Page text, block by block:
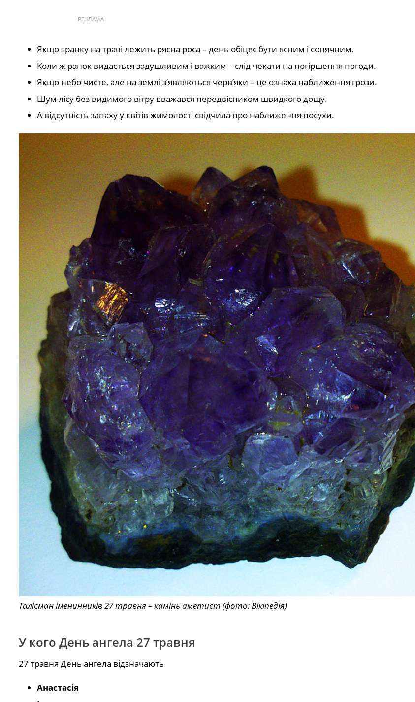
РЕКЛАМА
Якщо зранку на траві лежить рясна роса – день обіцяє бути ясним і сонячним.
Коли ж ранок видається задушливим і важким – слід чекати на погіршення погоди.
Якщо небо чисте, але на землі з’являються черв’яки – це ознака наближення грози.
Шум лісу без видимого вітру вважався передвісником швидкого дощу.
А відсутність запаху у квітів жимолості свідчила про наближення посухи.
Талісман іменинників 27 травня – камінь аметист (фото: Вікіпедія)
У кого День ангела 27 травня
27 травня День ангела відзначають
Анастасія